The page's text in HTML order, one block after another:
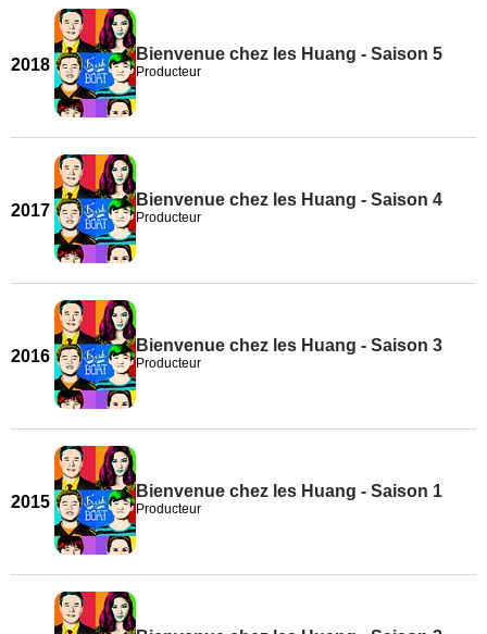
2018
Bienvenue chez les Huang - Saison 5
Producteur
2017
Bienvenue chez les Huang - Saison 4
Producteur
2016
Bienvenue chez les Huang - Saison 3
Producteur
2015
Bienvenue chez les Huang - Saison 1
Producteur